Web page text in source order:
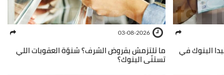
البنوك في
03-08-2026
ما تلتزمش بقروض الشرف؟ شنوّة العقوبات اللي
تستنّى البنوك؟